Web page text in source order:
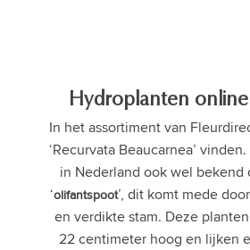
Hydroplanten
In het assortiment van
‘Recurvata Beaucarnea’
in Nederland ook wel bekend
‘olifantspoot’, dit komt mede
en verdikte stam. Deze
22 centimeter hoog en lijken